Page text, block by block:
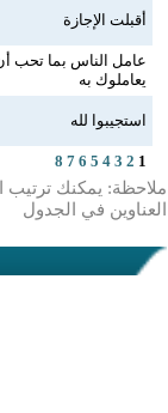
أقبلت الإجازة
عامل الناس بما تحب
يعاملوك به
استجيبوا لله
1
2
3
4
5
6
7
8
ملاحظة: يمكنك ترتيب
العناوين في الجدول